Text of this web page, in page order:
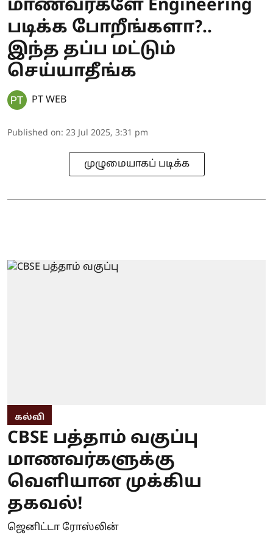
மாணவர்களே Engineering
படிக்க போறீங்களா?..
இந்த தப்ப மட்டும்
செய்யாதீங்க
PT WEB
Published on: 23 Jul 2025, 3:31 pm
முழுமையாகப் படிக்க
கல்வி
CBSE பத்தாம் வகுப்பு
மாணவர்களுக்கு
வெளியான முக்கிய
தகவல்!
ஜெனிட்டா ரோஸ்லின்